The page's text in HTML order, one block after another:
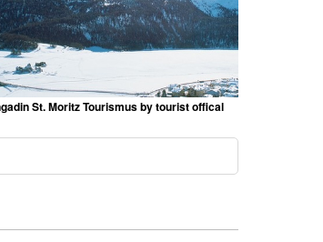
St. Moritz Tourismus by tourist offical